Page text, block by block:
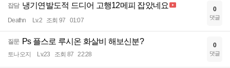
잡담 냉기연발도적 드디어 고행12메피 잡았네요
Deathn Lv.2 조회 97 01:07
0
댓글
질문 Ps 플스로 루시온 화살비 해보신분?
토나오지 Lv.23 조회 87 22:28
0
댓글